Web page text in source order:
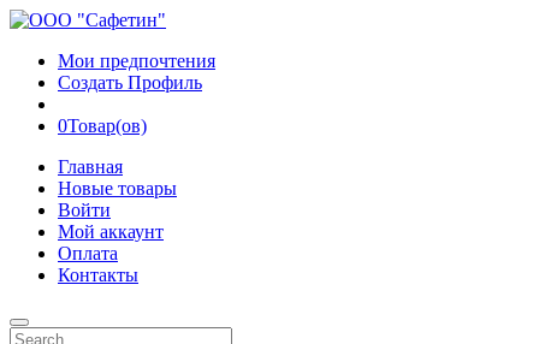
Мои предпочтения
Создать Профиль
0Товар(ов)
Главная
Новые товары
Войти
Мой аккаунт
Оплата
Контакты